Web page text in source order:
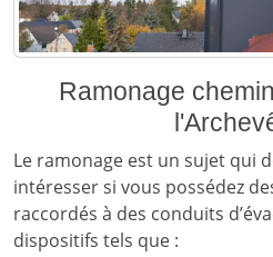
Ramonage
Le ramonage est un sujet qui
intéresser si vous possédez
raccordés à des conduits
dispositifs tels que :